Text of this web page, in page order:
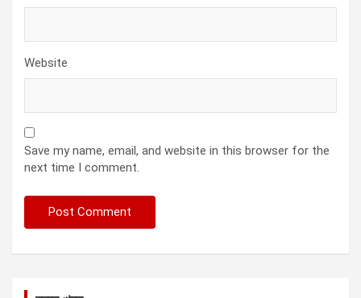
Website
Save my name, email, and website in this browser for the
next time I comment.